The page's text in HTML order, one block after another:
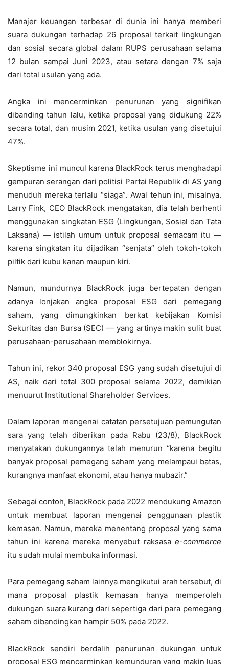
Manajer keuangan terbesar di dunia ini hanya memberi
suara dukungan terhadap 26 proposal terkait lingkungan
dan sosial secara global dalam RUPS perusahaan selama
12 bulan sampai Juni 2023, atau setara dengan 7% saja
dari total usulan yang ada.
Angka ini mencerminkan penurunan yang signifikan
dibanding tahun lalu, ketika proposal yang didukung 22%
secara total, dan musim 2021, ketika usulan yang disetujui
47%.
Skeptisme ini muncul karena BlackRock terus menghadapi
gempuran serangan dari politisi Partai Republik di AS yang
menuduh mereka terlalu “siaga”. Awal tehun ini, misalnya.
Larry Fink, CEO BlackRock mengatakan, dia telah berhenti
menggunakan singkatan ESG (Lingkungan, Sosial dan Tata
Laksana) — istilah umum untuk proposal semacam itu —
karena singkatan itu dijadikan “senjata” oleh tokoh-tokoh
piltik dari kubu kanan maupun kiri.
Namun, mundurnya BlackRock juga bertepatan dengan
adanya lonjakan angka proposal ESG dari pemegang
saham, yang dimungkinkan berkat kebijakan Komisi
Sekuritas dan Bursa (SEC) — yang artinya makin sulit buat
perusahaan-perusahaan memblokirnya.
Tahun ini, rekor 340 proposal ESG yang sudah disetujui di
AS, naik dari total 300 proposal selama 2022, demikian
menuurut Institutional Shareholder Services.
Dalam laporan mengenai catatan persetujuan pemungutan
sara yang telah diberikan pada Rabu (23/8), BlackRock
menyatakan dukungannya telah menurun “karena begitu
banyak proposal pemegang saham yang melampaui batas,
kurangnya manfaat ekonomi, atau hanya mubazir.”
Sebagai contoh, BlackRock pada 2022 mendukung Amazon
untuk membuat laporan mengenai penggunaan plastik
kemasan. Namun, mereka menentang proposal yang sama
tahun ini karena mereka menyebut raksasa e-commerce
itu sudah mulai membuka informasi.
Para pemegang saham lainnya mengikutui arah tersebut, di
mana proposal plastik kemasan hanya memperoleh
dukungan suara kurang dari sepertiga dari para pemegang
saham dibandingkan hampir 50% pada 2022.
BlackRock sendiri berdalih penurunan dukungan untuk
proposal ESG mencerminkan kemunduran yang makin luas